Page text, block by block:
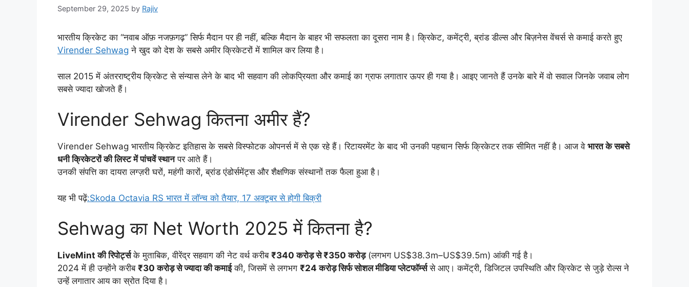
September 29, 2025 by Rajiv
भारतीय क्रिकेट का “नवाब ऑफ़ नजफ़गढ़” सिर्फ मैदान पर ही नहीं, बल्कि मैदान के बाहर भी सफलता का दूसरा नाम है। क्रिकेट, कमेंट्री, ब्रांड डील्स और बिज़नेस वेंचर्स से कमाई करते हुए
Virender Sehwag ने खुद को देश के सबसे अमीर क्रिकेटरों में शामिल कर लिया है।
साल 2015 में अंतरराष्ट्रीय क्रिकेट से संन्यास लेने के बाद भी सहवाग की लोकप्रियता और कमाई का ग्राफ लगातार ऊपर ही गया है। आइए जानते हैं उनके बारे में वो सवाल जिनके जवाब लोग
सबसे ज्यादा खोजते हैं।
Virender Sehwag कितना अमीर हैं?
Virender Sehwag भारतीय क्रिकेट इतिहास के सबसे विस्फोटक ओपनर्स में से एक रहे हैं। रिटायरमेंट के बाद भी उनकी पहचान सिर्फ क्रिकेटर तक सीमित नहीं है। आज वे भारत के सबसे
धनी क्रिकेटरों की लिस्ट में पांचवें स्थानपर आते हैं।
उनकी संपत्ति का दायरा लग्ज़री घरों, महंगी कारों, ब्रांड एंडोर्समेंट्स और शैक्षणिक संस्थानों तक फैला हुआ है।
यह भी पढ़ें:Skoda Octavia RS भारत में लॉन्च को तैयार, 17 अक्टूबर से होगी बिक्री
Sehwag का Net Worth 2025 में कितना है?
LiveMint की रिपोर्ट्सके मुताबिक, वीरेंद्र सहवाग की नेट वर्थ करीब ₹340 करोड़ से ₹350 करोड़(लगभग US$38.3m–US$39.5m) आंकी गई है।
2024 में ही उन्होंने करीब ₹30 करोड़ से ज्यादा की कमाईकी, जिसमें से लगभग ₹24 करोड़ सिर्फ सोशल मीडिया प्लेटफॉर्म्ससे आए। कमेंट्री, डिजिटल उपस्थिति और क्रिकेट से जुड़े रोल्स ने
उन्हें लगातार आय का स्रोत दिया है।